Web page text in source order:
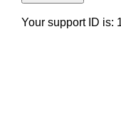
Your support ID is: